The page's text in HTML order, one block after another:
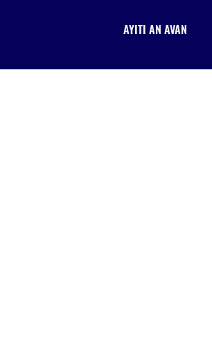
AYITI AN AVAN